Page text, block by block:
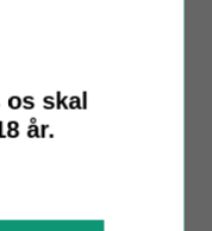
os skal
år.